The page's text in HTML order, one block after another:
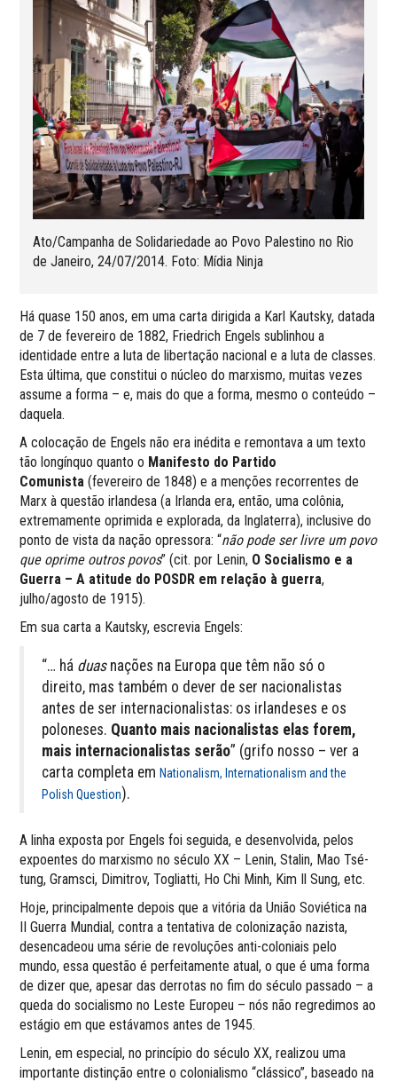
Ato/Campanha de Solidariedade ao Povo Palestino no Rio
de Janeiro, 24/07/2014. Foto: Mídia Ninja
Há quase 150 anos, em uma carta dirigida a Karl Kautsky, datada
de 7 de fevereiro de 1882, Friedrich Engels sublinhou a
identidade entre a luta de libertação nacional e a luta de classes.
Esta última, que constitui o núcleo do marxismo, muitas vezes
assume a forma – e, mais do que a forma, mesmo o conteúdo –
daquela.
A colocação de Engels não era inédita e remontava a um texto
tão longínquo quanto o Manifesto do Partido
Comunista (fevereiro de 1848) e a menções recorrentes de
Marx à questão irlandesa (a Irlanda era, então, uma colônia,
extremamente oprimida e explorada, da Inglaterra), inclusive do
ponto de vista da nação opressora: “não pode ser livre um povo
que oprime outros povos” (cit. por Lenin, O Socialismo e a
Guerra – A atitude do POSDR em relação à guerra,
julho/agosto de 1915).
Em sua carta a Kautsky, escrevia Engels:
“… há duasnações na Europa que têm não só o
direito, mas também o dever de ser nacionalistas
antes de ser internacionalistas: os irlandeses e os
poloneses. Quanto mais nacionalistas elas forem,
mais internacionalistas serão” (grifo nosso – ver a
carta completa emNationalism, Internationalism and the
Polish Question).
A linha exposta por Engels foi seguida, e desenvolvida, pelos
expoentes do marxismo no século XX – Lenin, Stalin, Mao Tsé-
tung, Gramsci, Dimitrov, Togliatti, Ho Chi Minh, Kim Il Sung, etc.
Hoje, principalmente depois que a vitória da União Soviética na
II Guerra Mundial, contra a tentativa de colonização nazista,
desencadeou uma série de revoluções anti-coloniais pelo
mundo, essa questão é perfeitamente atual, o que é uma forma
de dizer que, apesar das derrotas no fim do século passado – a
queda do socialismo no Leste Europeu – nós não regredimos ao
estágio em que estávamos antes de 1945.
Lenin, em especial, no princípio do século XX, realizou uma
importante distinção entre o colonialismo “clássico”, baseado na